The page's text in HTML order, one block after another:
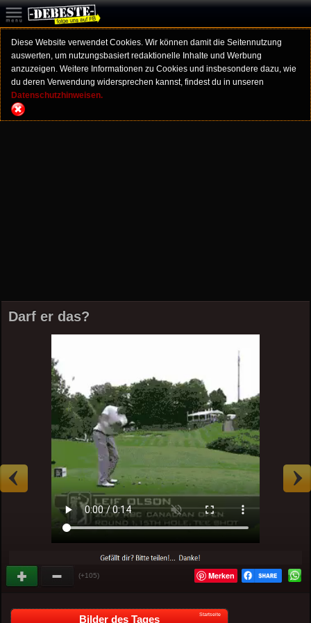
Diese Website verwendet Cookies. Wir können damit die Seitennutzung
auswerten, um nutzungsbasiert redaktionelle Inhalte und Werbung
anzuzeigen. Weitere Informationen zu Cookies und insbesondere dazu, wie
du deren Verwendung widersprechen kannst, findest du in unseren
Datenschutzhinweisen.
Darf er das?
(+105) Merken
Bilder des Tages Startseite